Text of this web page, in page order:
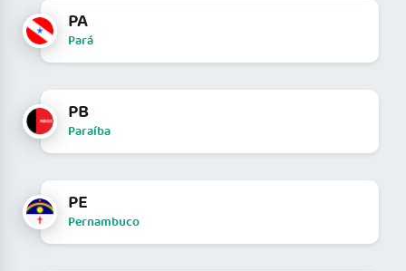
PA
Pará
PB
Paraíba
PE
Pernambuco